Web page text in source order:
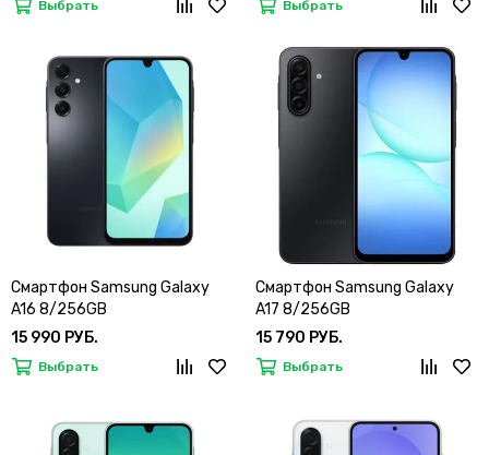
Выбрать Выбрать
Смартфон Samsung Galaxy
A16 8/256GB
15 990 РУБ.
Выбрать
Смартфон Samsung Galaxy
A17 8/256GB
15 790 РУБ.
Выбрать